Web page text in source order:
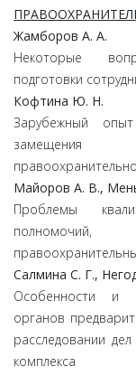
Жамборов А. А.
Некоторые
подготовки
Кофтина Ю. Н.
Зарубежный
замещения
Майоров А. В.,
Проблемы
полномочий,
Салмина С. Г.,
Особенности и
органов
расследовании
комплекса